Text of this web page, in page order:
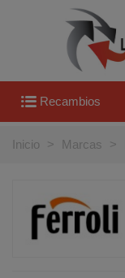
Recambios
Inicio > Marcas >